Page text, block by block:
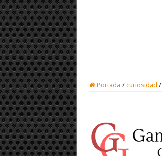
Portada / curiosidad /